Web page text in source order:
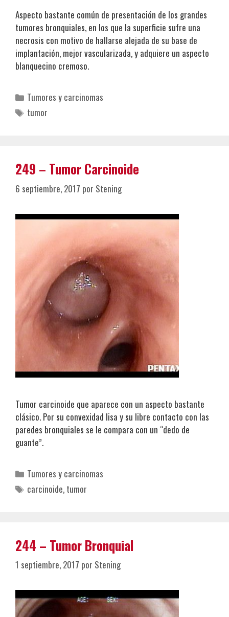
Aspecto bastante común de presentación de los grandes
tumores bronquiales, en los que la superficie sufre una
necrosis con motivo de hallarse alejada de su base de
implantación, mejor vascularizada, y adquiere un aspecto
blanquecino cremoso.
Categorías
Tumores y carcinomas
Etiquetas
tumor
249 – Tumor Carcinoide
6 septiembre, 2017 por Stening
Tumor carcinoide que aparece con un aspecto bastante
clásico. Por su convexidad lisa y su libre contacto con las
paredes bronquiales se le compara con un “dedo de
guante”.
Categorías
Tumores y carcinomas
Etiquetas
carcinoide, tumor
244 – Tumor Bronquial
1 septiembre, 2017 por Stening